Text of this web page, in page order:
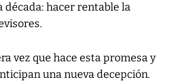
década: hacer rentable la
vez que hace esta promesa y
una nueva decepción.